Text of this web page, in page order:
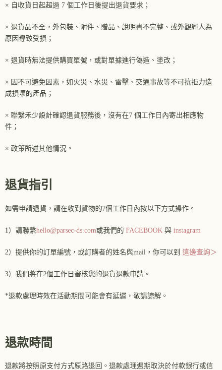
× 自收貨日起超過 7 個工作日後提出退貨要求；
× 退貨品不全，外包裝、附件、贈品、說明書不完整、或外觀經人為
原因導致受損；
× 退貨時無法提供購買單號，或對單據進行偽造、塗改；
× 因不可避免因素，如火災、水災、雷擊、交通事故等不可抗拒力造
成損壞的產品；
× 聯繫禾少設計確認退貨服務後，沒有在7 個工作日內寄出相應物
件；
× 政策所述其他情況。
退貨指引
如需申請退貨，請在收到貨物的7個工作日內按以下方式操作。
1）請聯繫hello@parsec-ds.com或我們的 FACEBOOK 與 instagram
2）提供你的訂單編號，或訂購者的姓名與mail，你可以到 這邊查詢＞
3）我們將在2個工作日審核您的退貨退款申請。
*退款處理時效在活動期間可能會有延遲，敬請諒解。
退款時間
退款將按照原支付方式原路退回。退款處理週期取決於付款銀行或信